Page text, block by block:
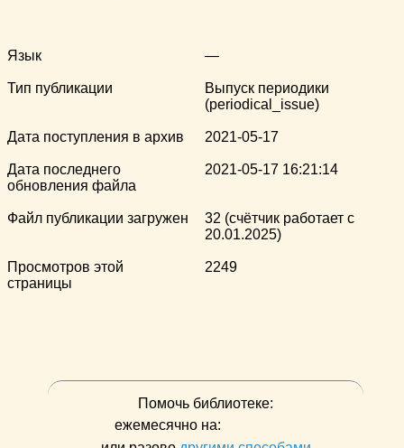
Язык —
Тип публикации
Выпуск периодики
(periodical_issue)
Дата поступления в архив 2021-05-17
Дата последнего
обновления файла
2021-05-17 16:21:14
Файл публикации загружен
32 (счётчик работает с
20.01.2025)
Просмотров этой
страницы
2249
Помочь библиотеке:
ежемесячно на: